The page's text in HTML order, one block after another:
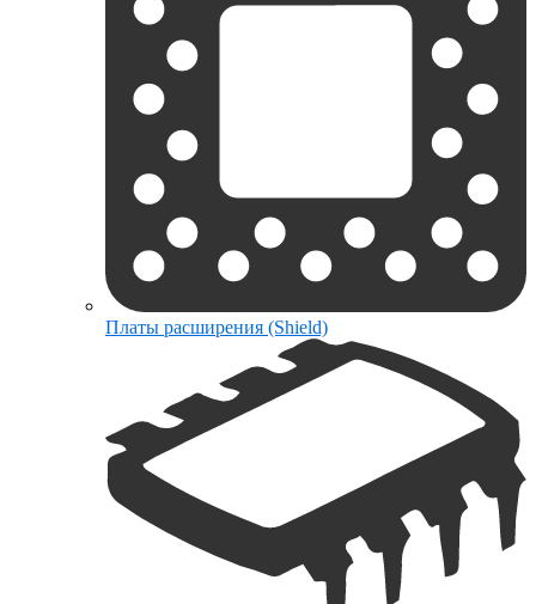
Платы расширения (Shield)